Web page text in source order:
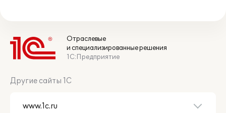
Отраслевые
и специализированные решения
1С:Предприятие
Другие сайты 1С